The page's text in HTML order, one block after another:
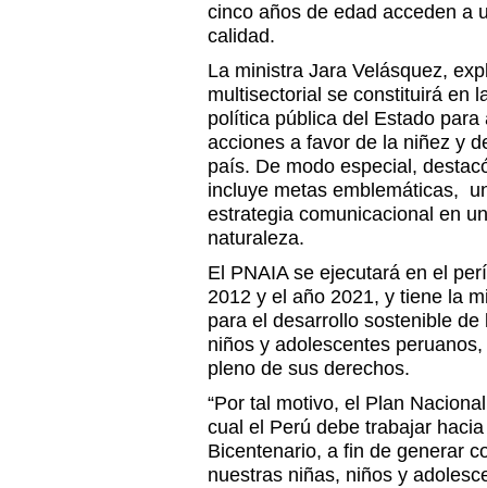
cinco años de edad acceden a
calidad.
La ministra Jara Velásquez,
multisectorial se constituirá en
política pública del Estado
acciones a favor de la niñez y
país. De modo especial,
incluye metas emblemáticas,
estrategia comunicacional en
naturaleza.
El PNAIA se ejecutará en el
2012 y el año 2021, y tiene la
para el desarrollo sostenible
niños y adolescentes
pleno de sus derechos.
“Por tal motivo, el Plan
cual el Perú debe trabajar
Bicentenario, a fin de generar
nuestras niñas, niños y